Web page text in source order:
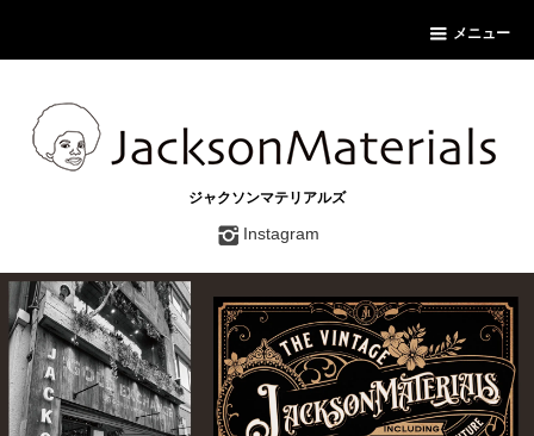
メニュー
ジャクソンマテリアルズ
Instagram